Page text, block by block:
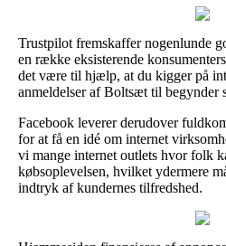
Trustpilot fremskaffer nogenlunde
en række eksisterende
det være til hjælp, at du kigger på
anmeldelser af Boltsæt til begynder
Facebook leverer derudover
for at få en idé om internet
vi mange internet outlets hvor folk
købsoplevelsen, hvilket ydermere
indtryk af kundernes tilfredshed.